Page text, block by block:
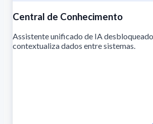
Central de Conhecimento
Assistente unificado de IA
contextualiza dados entre sistemas.